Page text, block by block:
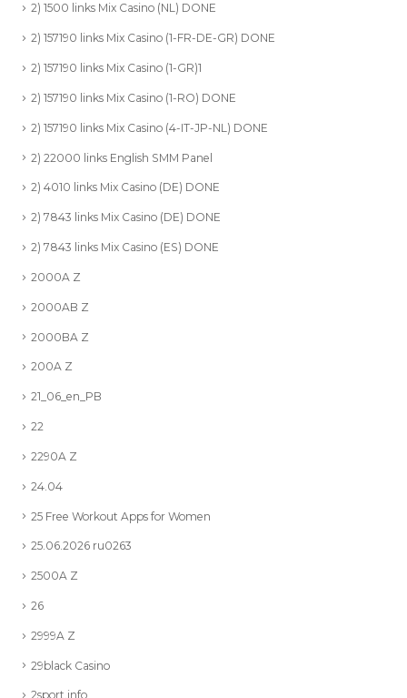
2) 1500 links Mix Casino (NL) DONE
2) 157190 links Mix Casino (1-FR-DE-GR) DONE
2) 157190 links Mix Casino (1-GR)1
2) 157190 links Mix Casino (1-RO) DONE
2) 157190 links Mix Casino (4-IT-JP-NL) DONE
2) 22000 links English SMM Panel
2) 4010 links Mix Casino (DE) DONE
2) 7843 links Mix Casino (DE) DONE
2) 7843 links Mix Casino (ES) DONE
2000A Z
2000AB Z
2000BA Z
200A Z
21_06_en_PB
22
2290A Z
24.04
25 Free Workout Apps for Women
25.06.2026 ru0263
2500A Z
26
2999A Z
29black Casino
2sport.info